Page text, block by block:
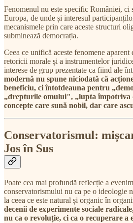
Fenomenul nu este specific României, ci
Europa, de unde și interesul
mecanismele prin care aceste structuri
subminează democrația.
Ceea ce unifică aceste fenomene
retoricii morale și a instrumentelor
interese de grup prezentate ca fiind ale
modernă nu spune niciodată că
beneficiu, ci întotdeauna pentru
„drepturile omului", „lupta împotriva
concepte care sună nobil, dar care
Conservatorismul:
Jos în Sus
Poate cea mai profundă reflecție a
conservatorismului nu ca pe o ideologie
la ceea ce este natural și organic în
decenii de experimente sociale
nu ca o revoluție, ci ca o recuperare